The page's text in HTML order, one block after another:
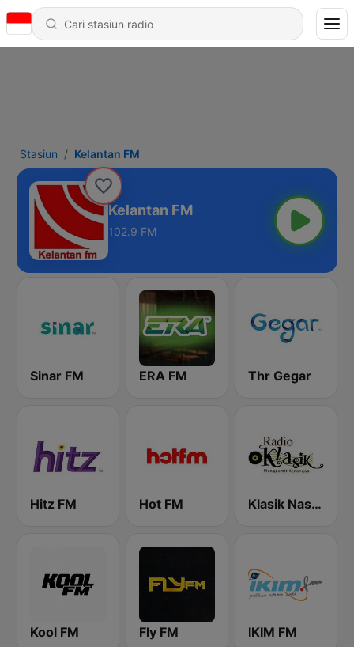
Stasiun Kelantan FM
Kelantan FM
102.9 FM
Sinar FM ERA FM Thr Gegar
Hitz FM Hot FM Klasik Nasional FM
Kool FM Fly FM IKIM FM